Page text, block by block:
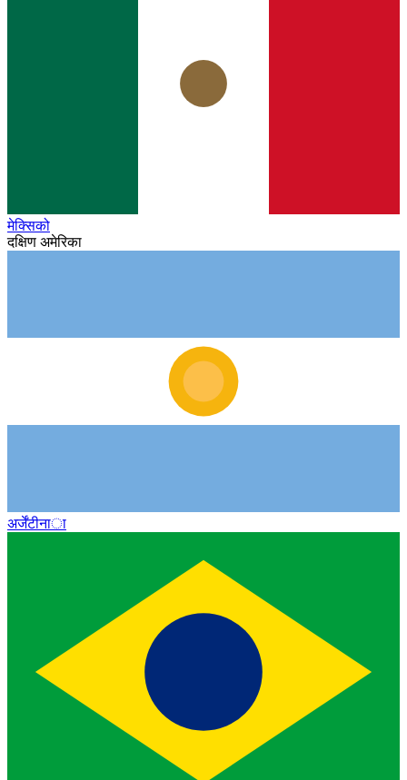
मेक्सिको
दक्षिण अमेरिका
अर्जेंटीना